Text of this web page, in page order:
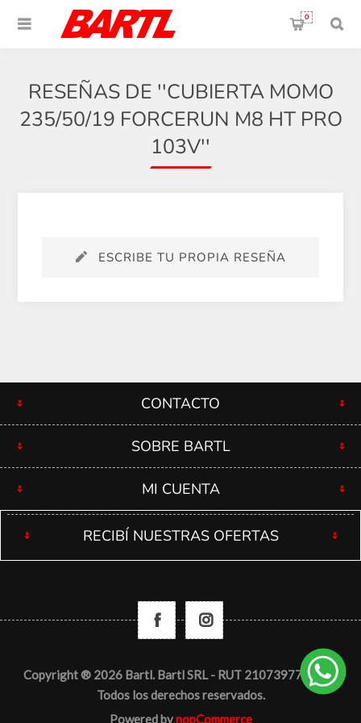
0
RESEÑAS DE CUBIERTA MOMO
235/50/19 FORCERUN M8 HT PRO
103V
ESCRIBE TU PROPIA RESEÑA
CONTACTO
SOBRE BARTL
MI CUENTA
RECIBÍ NUESTRAS OFERTAS
Copyright ® 2026 Bartl. Bartl SRL - RUT 210739770012 -
Todos los derechos reservados.
Powered bynopCommerce